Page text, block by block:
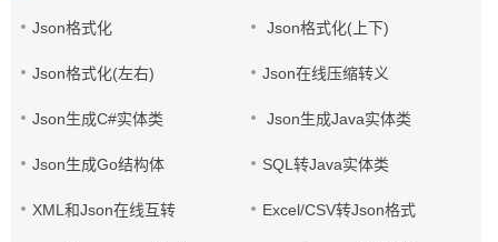
Json格式化 Json格式化(上下)
Json格式化(左右) Json在线压缩转义
Json生成C#实体类 Json生成Java实体类
Json生成Go结构体 SQL转Java实体类
XML和Json在线互转 Excel/CSV转Json格式